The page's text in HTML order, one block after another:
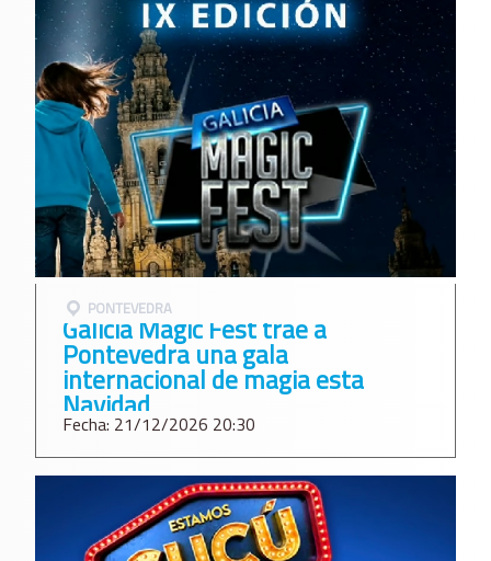
PONTEVEDRA
Galicia Magic Fest trae a
Pontevedra una gala
internacional de magia esta
Navidad
Fecha: 21/12/2026 20:30